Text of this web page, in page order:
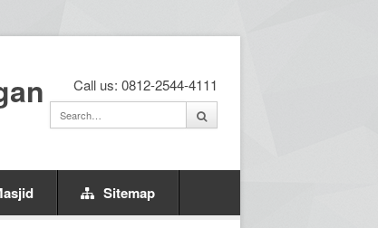
Call us: 0812-2544-4111
Sitemap